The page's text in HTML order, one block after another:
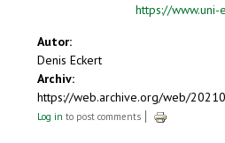
https://
Autor:
Denis Eckert
Archiv:
https://web.archive.org/web/
Log in to post comments